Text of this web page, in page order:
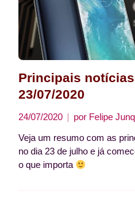
Principais
23/07/2020
24/07/2020 por Felipe
Veja um resumo com as
no dia 23 de julho e já
o que importa